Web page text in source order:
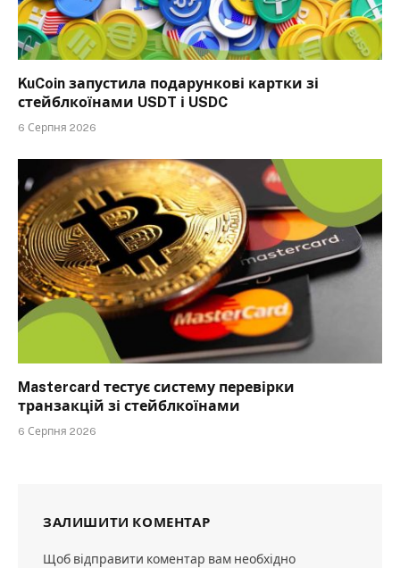
KuCoin запустила подарункові картки зі
стейблкоїнами USDT і USDC
6 Серпня 2026
Mastercard тестує систему перевірки
транзакцій зі стейблкоїнами
6 Серпня 2026
ЗАЛИШИТИ КОМЕНТАР
Щоб відправити коментар вам необхідно